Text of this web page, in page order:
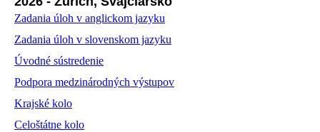
Zadania úloh v anglickom jazyku
Zadania úloh v slovenskom jazyku
Úvodné sústredenie
Podpora medzinárodných výstupov
Krajské kolo
Celoštátne kolo